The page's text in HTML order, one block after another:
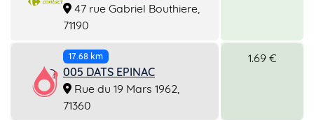
47 rue Gabriel Bouthiere,
71190
17.68 km
005 DATS EPINAC
Rue du 19 Mars 1962,
71360
1.69 €